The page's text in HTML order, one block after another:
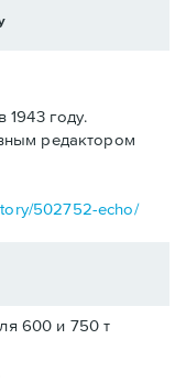
1943 году.
редактором
502752-echo/
600 и 750 т